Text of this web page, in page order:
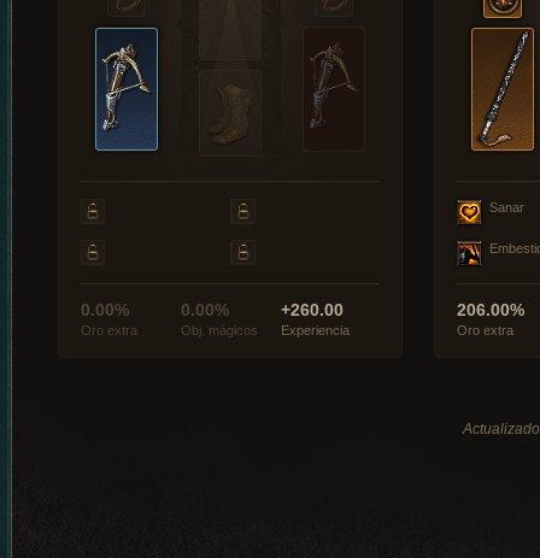
0.00%
Oro extra
0.00%
Obj. mágicos
+260.00
Experiencia
Sanar
206.00%
Oro extra